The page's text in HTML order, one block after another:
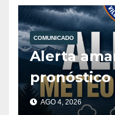
Medios
COMUNICADO
Alerta
por el
AGO 4, 2026